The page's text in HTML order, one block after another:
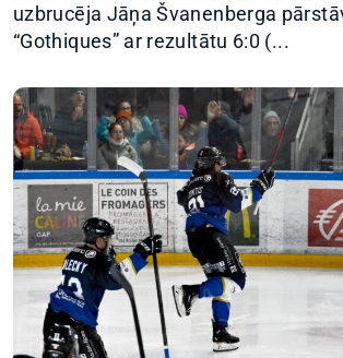
uzbrucēja Jāņa Švanenberga
“Gothiques” ar rezultātu 6:0 (...